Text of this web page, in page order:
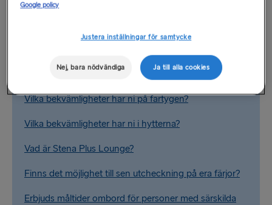
Vanliga frågor
Finns det vilstolar ombord?
Vilka bekvämligheter har ni på fartygen?
Vilka bekvämligheter har ni i hytterna?
Vad är Stena Plus Lounge?
Finns det möjlighet till sen utcheckning på era färjor?
Erbjuds måltider ombord för personer med särskilda
Google policy
Justera inställningar för samtycke
Nej, bara nödvändiga Ja till alla cookies